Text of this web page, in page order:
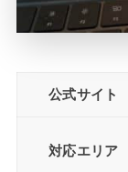
公式サイト
対応エリア